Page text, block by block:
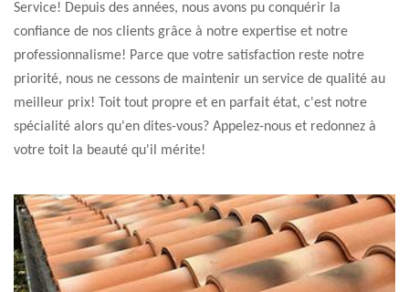
Service! Depuis des années, nous avons pu conquérir la
confiance de nos clients grâce à notre expertise et notre
professionnalisme! Parce que votre satisfaction reste notre
priorité, nous ne cessons de maintenir un service de qualité au
meilleur prix! Toit tout propre et en parfait état, c'est notre
spécialité alors qu'en dites-vous? Appelez-nous et redonnez à
votre toit la beauté qu'il mérite!